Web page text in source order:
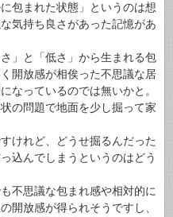
包まれた状態」というのは想
気持ち良さがあった記憶があ
」と「低さ」から生まれる包
開放感が相俟った不思議な居
なっているのでは無いかと。
の問題で地面を少し掘って家
けれど、どうせ掘るんだった
込んでしまうというのはどう
不思議な包まれ感や相対的に
開放感が得られそうですし、